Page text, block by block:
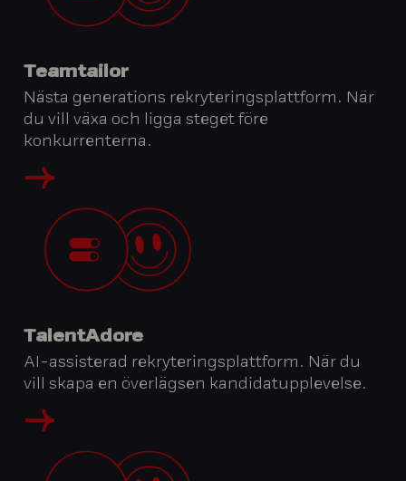
Teamtailor
Nästa generations rekryteringsplattform. När
du vill växa och ligga steget före
konkurrenterna.
TalentAdore
AI-assisterad rekryteringsplattform. När du
vill skapa en överlägsen kandidatupplevelse.